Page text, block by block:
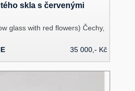
skla s červenými
glass with red flowers) Čechy,
35 000,- Kč